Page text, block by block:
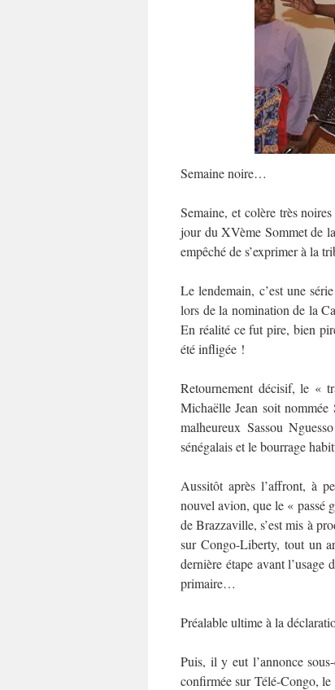
Semaine noire…
Semaine, et colère très
jour du XVème Sommet de
empêché de s’exprimer à la
Le lendemain, c’est une
lors de la nomination de la
En réalité ce fut pire, bien
été infligée !
Retournement décisif, le «
Michaëlle Jean soit
malheureux Sassou
sénégalais et le bourrage
Aussitôt après l’affront, à
nouvel avion, que le « passé
de Brazzaville, s’est mis à
sur Congo-Liberty, tout un
dernière étape avant l’usage
primaire…
Préalable ultime à la
Puis, il y eut l’annonce
confirmée sur Télé-Congo,